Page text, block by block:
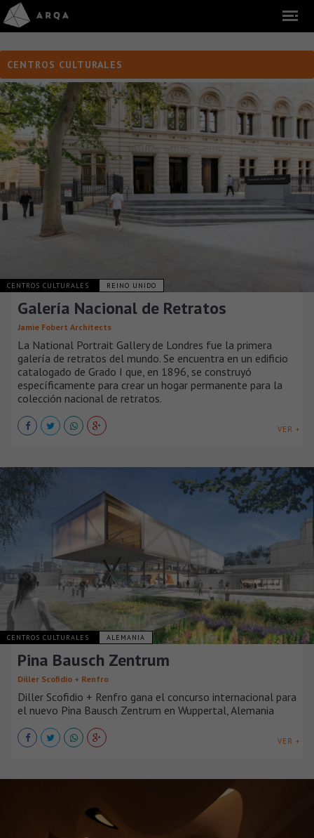
CENTROS CULTURALES
CENTROS CULTURALES REINO UNIDO
Galería Nacional de Retratos
Jamie Fobert Architects
La National Portrait Gallery de Londres fue la primera
galería de retratos del mundo. Se encuentra en un edificio
catalogado de Grado I que, en 1896, se construyó
específicamente para crear un hogar permanente para la
colección nacional de retratos.
VER +
CENTROS CULTURALES ALEMANIA
Pina Bausch Zentrum
Diller Scofidio + Renfro
Diller Scofidio + Renfro gana el concurso internacional para
el nuevo Pina Bausch Zentrum en Wuppertal, Alemania
VER +